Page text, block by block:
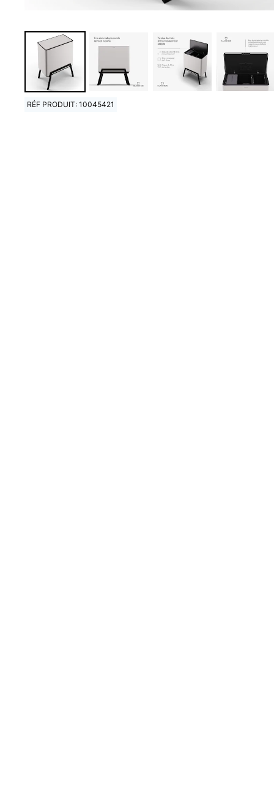
RÉF PRODUIT: 10045421